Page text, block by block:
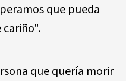
que pueda
que quería morir